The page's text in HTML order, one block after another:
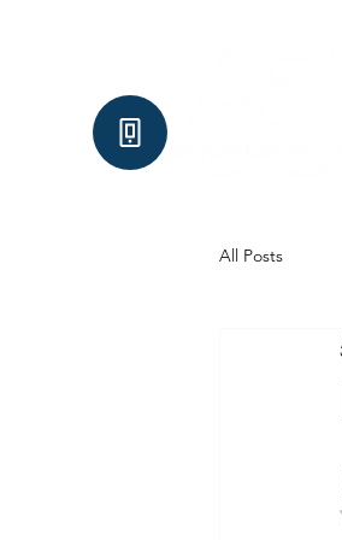
All Posts